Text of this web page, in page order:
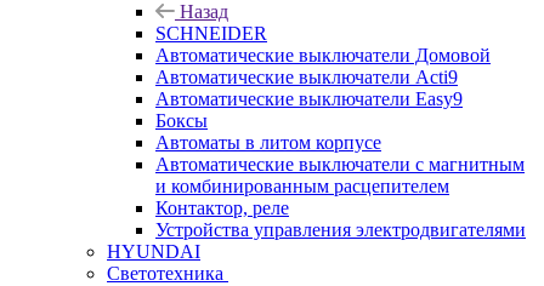
Назад
SCHNEIDER
Автоматические выключатели Домовой
Автоматические выключатели Acti9
Автоматические выключатели Easy9
Боксы
Автоматы в литом корпусе
Автоматические выключатели с магнитным
и комбинированным расцепителем
Контактор, реле
Устройства управления электродвигателями
HYUNDAI
Светотехника